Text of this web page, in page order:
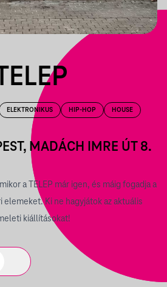
ELEKTRONIKUS HIP-HOP HOUSE
MADÁCH IMRE ÚT 8.
a TELEP már igen, és máig fogadja a
Ki ne hagyjátok az aktuális
kiállításokat!